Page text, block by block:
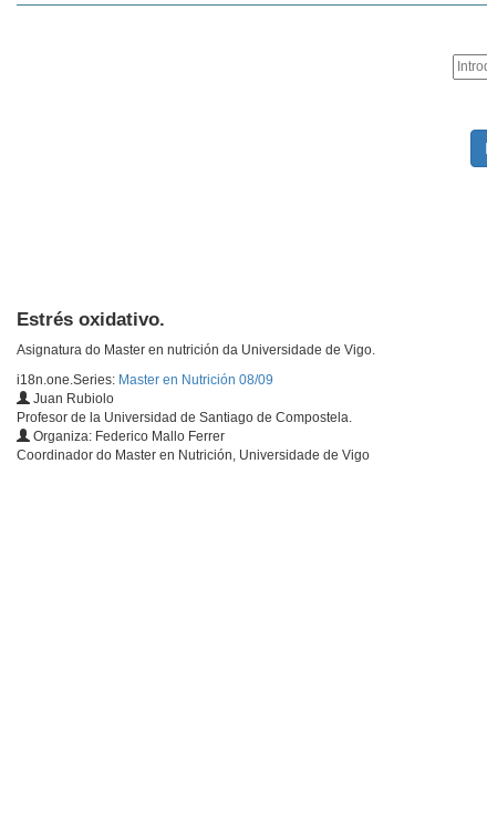
Estrés oxidativo.
Asignatura do Master en nutrición da Universidade de Vigo.
i18n.one.Series: Master en Nutrición 08/09
Juan Rubiolo
Profesor de la Universidad de Santiago de Compostela.
Organiza: Federico Mallo Ferrer
Coordinador do Master en Nutrición, Universidade de Vigo